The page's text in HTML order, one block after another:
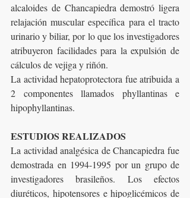
alcaloides de Chancapiedra demostró ligera
relajación muscular específica para el tracto
urinario y biliar, por lo que los investigadores
atribuyeron facilidades para la expulsión de
cálculos de vejiga y riñón.
La actividad hepatoprotectora fue atribuida a
2 componentes llamados phyllantinas e
hipophyllantinas.
ESTUDIOS REALIZADOS
La actividad analgésica de Chancapiedra fue
demostrada en 1994-1995 por un grupo de
investigadores brasileños. Los efectos
diuréticos, hipotensores e hipoglicémicos de